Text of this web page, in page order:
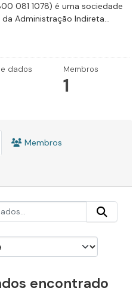
081 1078) é uma sociedade
Administração Indireta...
dados Membros
1
Membros
encontrado